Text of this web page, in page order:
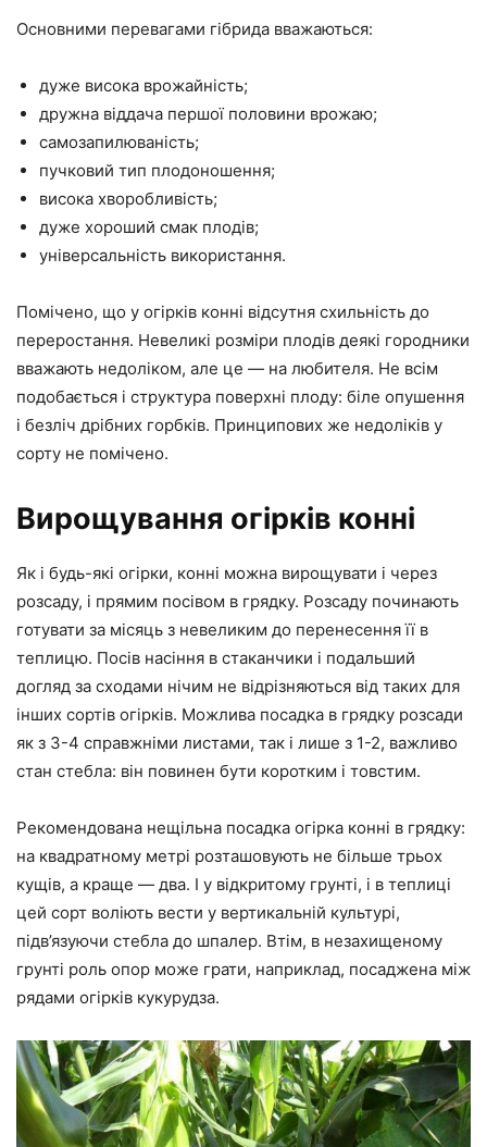
Основними перевагами гібрида вважаються:
дуже висока врожайність;
дружна віддача першої половини врожаю;
самозапилюваність;
пучковий тип плодоношення;
висока хворобливість;
дуже хороший смак плодів;
універсальність використання.
Помічено, що у огірків конні відсутня схильність до
переростання. Невеликі розміри плодів деякі городники
вважають недоліком, але це — на любителя. Не всім
подобається і структура поверхні плоду: біле опушення
і безліч дрібних горбків. Принципових же недоліків у
сорту не помічено.
Вирощування огірків конні
Як і будь-які огірки, конні можна вирощувати і через
розсаду, і прямим посівом в грядку. Розсаду починають
готувати за місяць з невеликим до перенесення її в
теплицю. Посів насіння в стаканчики і подальший
догляд за сходами нічим не відрізняються від таких для
інших сортів огірків. Можлива посадка в грядку розсади
як з 3-4 справжніми листами, так і лише з 1-2, важливо
стан стебла: він повинен бути коротким і товстим.
Рекомендована нещільна посадка огірка конні в грядку:
на квадратному метрі розташовують не більше трьох
кущів, а краще — два. І у відкритому грунті, і в теплиці
цей сорт воліють вести у вертикальній культурі,
підв’язуючи стебла до шпалер. Втім, в незахищеному
грунті роль опор може грати, наприклад, посаджена між
рядами огірків кукурудза.